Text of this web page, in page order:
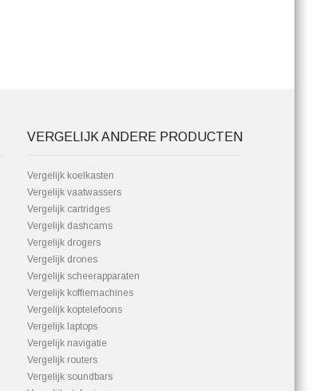
VERGELIJK ANDERE PRODUCTEN
Vergelijk koelkasten
Vergelijk vaatwassers
Vergelijk cartridges
Vergelijk dashcams
Vergelijk drogers
Vergelijk drones
Vergelijk scheerapparaten
Vergelijk koffiemachines
Vergelijk koptelefoons
Vergelijk laptops
Vergelijk navigatie
Vergelijk routers
Vergelijk soundbars